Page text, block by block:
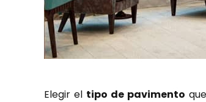
Elegir el tipo de pavimento